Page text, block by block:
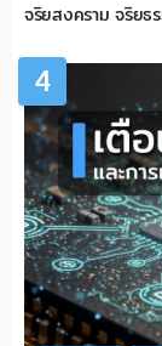
จริยสงคราม จริยธ
4